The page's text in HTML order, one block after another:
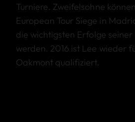
Turniere. Zweifelsohne
European Tour Siege in
die wichtigsten Erfolge
werden. 2016 ist Lee wieder
Oakmont qualifiziert.